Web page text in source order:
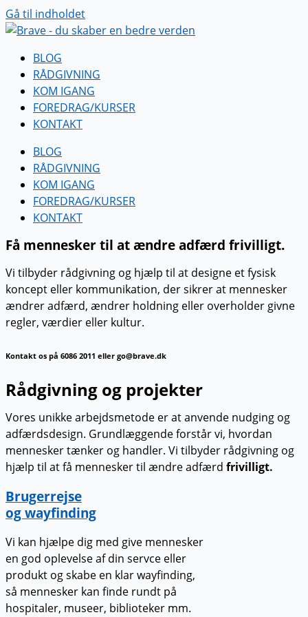
Gå til indholdet
BLOG
RÅDGIVNING
KOM IGANG
FOREDRAG/KURSER
KONTAKT
BLOG
RÅDGIVNING
KOM IGANG
FOREDRAG/KURSER
KONTAKT
Få mennesker til at ændre adfærd frivilligt.
Vi tilbyder rådgivning og hjælp til at designe et fysisk
koncept eller kommunikation, der sikrer at mennesker
ændrer adfærd, ændrer holdning eller overholder givne
regler, værdier eller kultur.
Kontakt os på 6086 2011 eller go@brave.dk
Rådgivning og projekter
Vores unikke arbejdsmetode er at anvende nudging og
adfærdsdesign. Grundlæggende forstår vi, hvordan
mennesker tænker og handler. Vi tilbyder rådgivning og
hjælp til at få mennesker til ændre adfærd frivilligt.
Brugerrejse
og wayfinding
Vi kan hjælpe dig med give mennesker
en god oplevelse af din servce eller
produkt og skabe en klar wayfinding,
så mennesker kan finde rundt på
hospitaler, museer, biblioteker mm.